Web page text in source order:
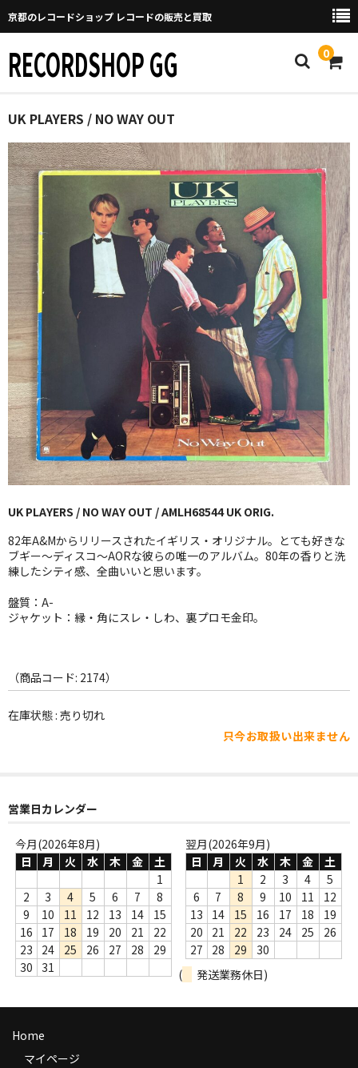
京都のレコードショップ レコードの販売と買取
RECORDSHOP GG 0
Home
マイページ
GGについて
買取について
取り置きなどについて
Categories
New Arrivals
新譜
GG RECORD （当店のレーベル）
全商品
JAZZ-US
BLUE NOTE
JAZZ-EU
JAZZ-JP
J-POP
FOLK,SSW
WORLD
Webのみ no.1
Webのみ no.2
Webのみ no.3
Webのみ no.4
送料
UK PLAYERS / NO WAY OUT
UK PLAYERS / NO WAY OUT / AMLH68544 UK ORIG.
82年A&Mからリリースされたイギリス・オリジナル。とても好きな
ブギー〜ディスコ〜AORな彼らの唯一のアルバム。80年の香りと洗
練したシティ感、全曲いいと思います。
盤質：A-
ジャケット：縁・角にスレ・しわ、裏プロモ金印。
（商品コード: 2174）
在庫状態 : 売り切れ
只今お取扱い出来ません
営業日カレンダー
今月(2026年8月)
日
月 火 水 木 金
土
1
2
3 4 5 6 7
8
9
10 11 12 13 14
15
16
17 18 19 20 21
22
23
24 25 26 27 28
29
30
31
翌月(2026年9月)
日
月 火 水 木 金
土
1
2 3 4
5
6
7 8 9 10 11
12
13
14 15 16 17 18
19
20
21 22 23 24 25
26
27
28 29
30
(
発送業務休日)
Home
マイページ